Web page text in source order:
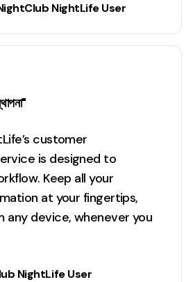
NightLife User
customer
is designed to
Keep all your
at your fingertips,
any device, whenever you
NightLife User